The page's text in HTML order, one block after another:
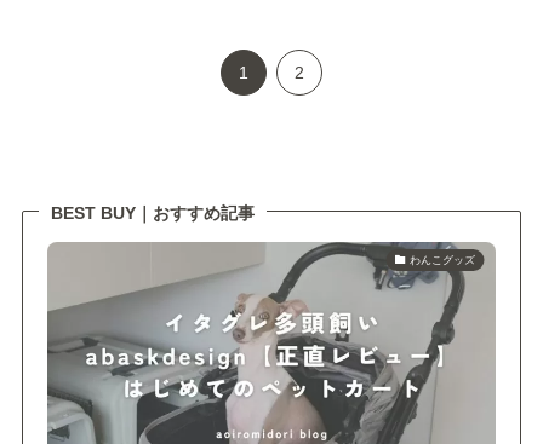
1 2
BEST BUY｜おすすめ記事
わんこグッズ